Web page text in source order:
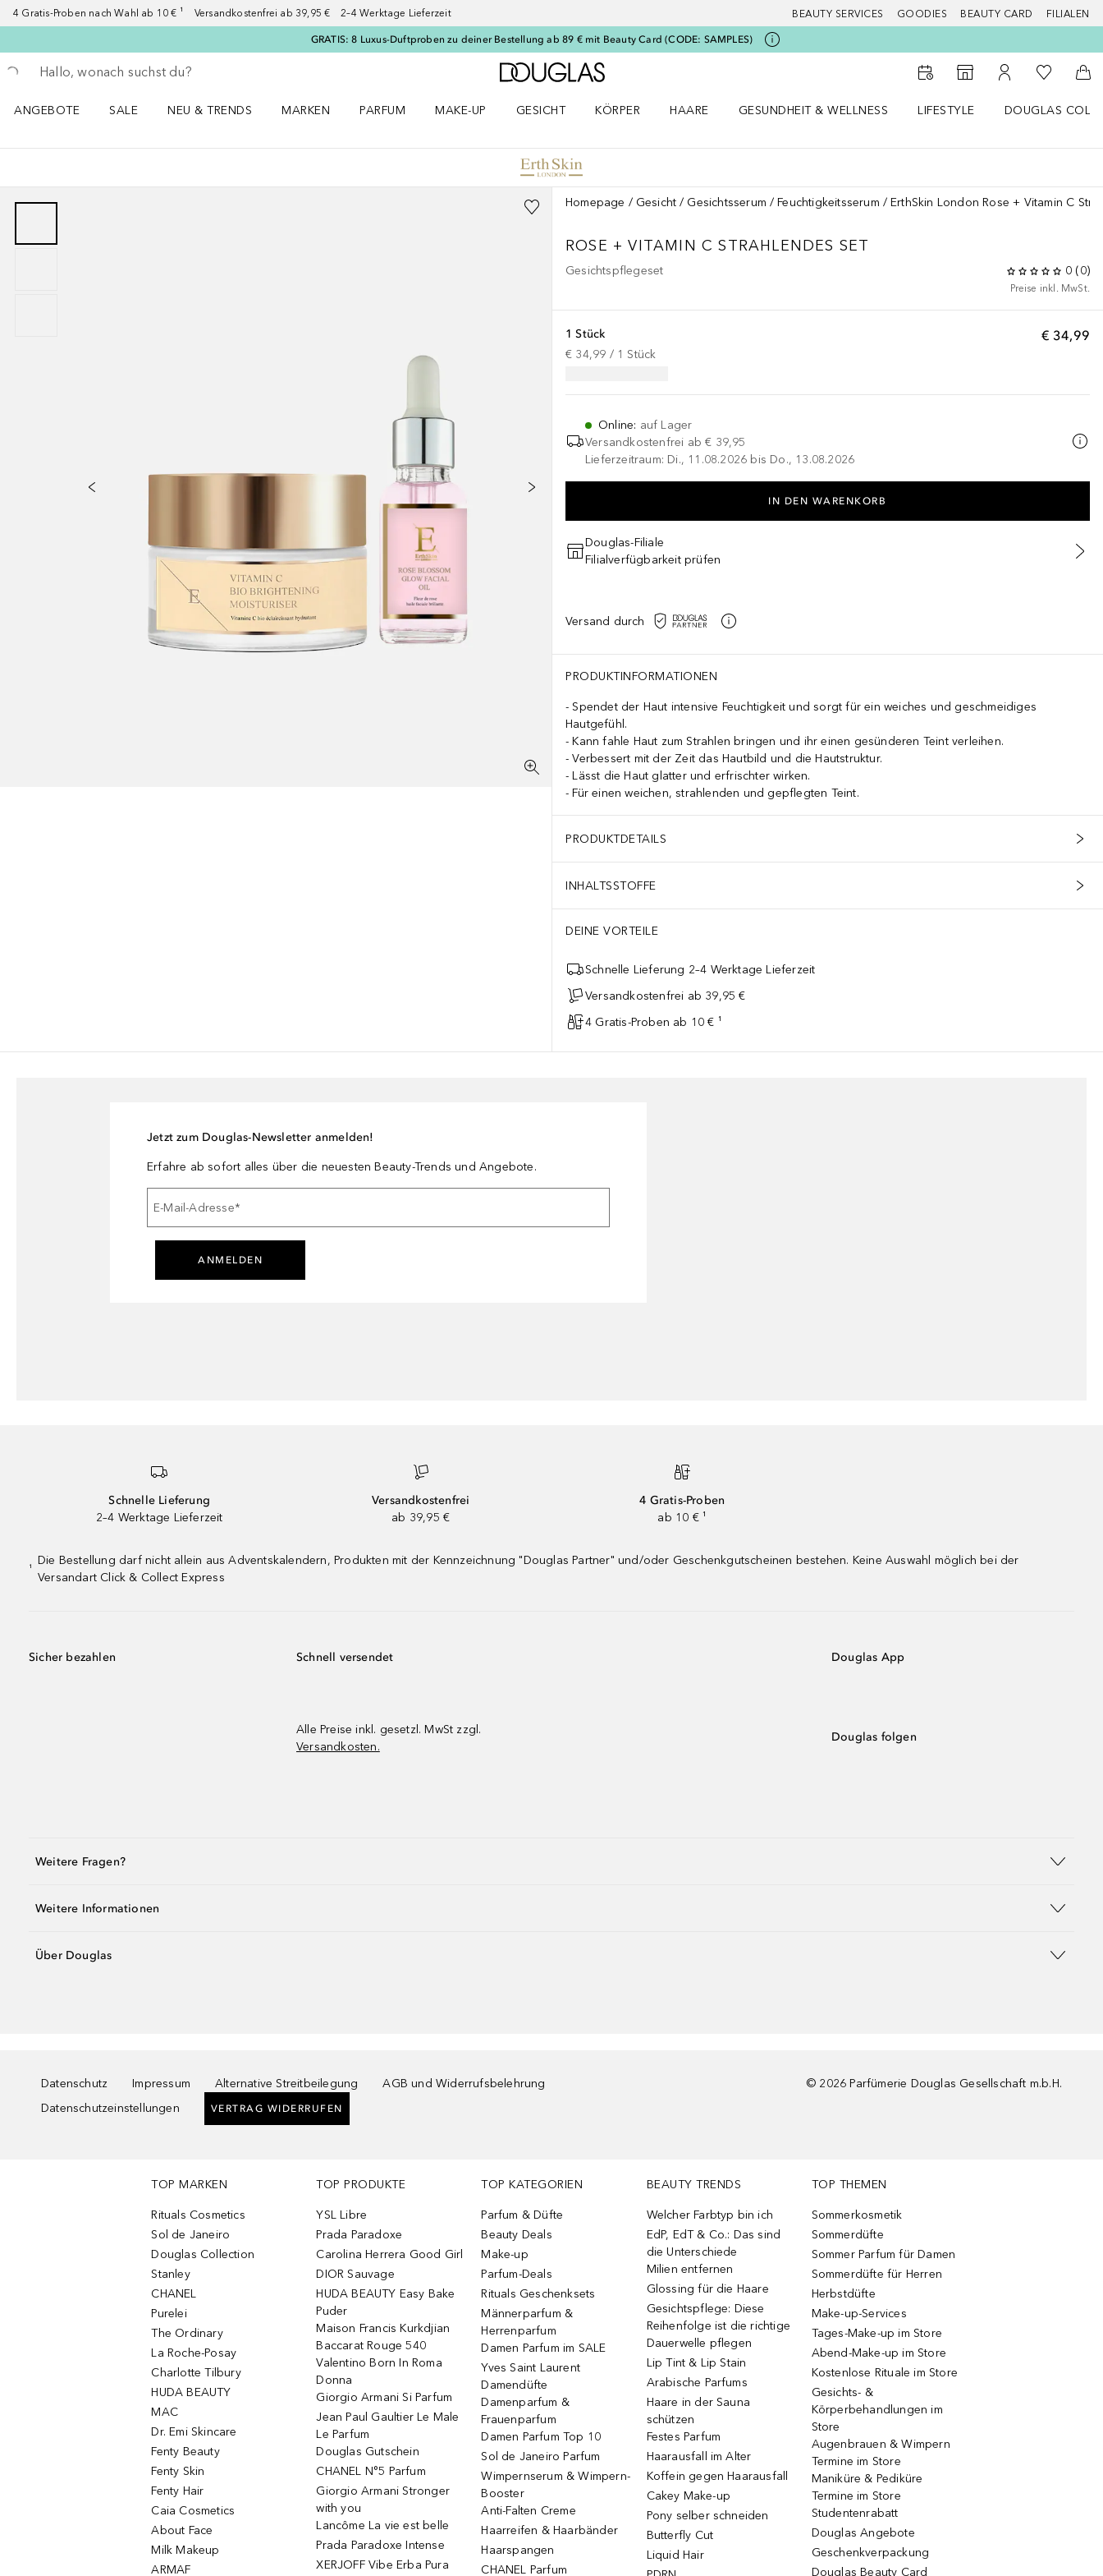
4 Gratis-Proben nach Wahl ab 10 € ¹ Versandkostenfrei ab 39,95 € 2–4 Werktage Lieferzeit BEAUTY SERVICES GOODIES BEAUTY CARD FILIALEN
GRATIS: 8 Luxus-Duftproben zu deiner Bestellung ab 89 € mit Beauty Card (CODE: SAMPLES)
Gehe zurück
Suche ausführen
Zur Douglas Startseite
Zum Storefinder
Zu Meinem
Zu Meiner
ANGEBOTE
SALE
NEU & TRENDS
MARKEN
PARFUM
MAKE-UP
GESICHT
KÖRPER
HAARE
GESUNDHEIT & WELLNESS
LIFESTYLE
DOUGLAS
Homepage Gesicht Gesichtsserum Feuchtigkeitsserum ErthSkin London Rose + Vitamin C
ROSE + VITAMIN C STRAHLENDES SET
Gesichtspflegeset 0 (0)
Preise inkl. MwSt.
€ 34,99
1 Stück
€ 34,99 / 1 Stück
Online: auf Lager
Versandkostenfrei ab € 39,95
Lieferzeitraum: Di., 11.08.2026 bis Do., 13.08.2026
IN DEN WARENKORB
Douglas-Filiale
Filialverfügbarkeit prüfen
Versand durch
PRODUKTINFORMATIONEN
Spendet der Haut intensive Feuchtigkeit und sorgt für ein weiches und geschmeidiges
Hautgefühl.
Kann fahle Haut zum Strahlen bringen und ihr einen gesünderen Teint verleihen.
Verbessert mit der Zeit das Hautbild und die Hautstruktur.
Lässt die Haut glatter und erfrischter wirken.
Für einen weichen, strahlenden und gepflegten Teint.
PRODUKTDETAILS
INHALTSSTOFFE
DEINE VORTEILE
Schnelle Lieferung 2–4 Werktage Lieferzeit
Versandkostenfrei ab 39,95 €
4 Gratis-Proben ab 10 € ¹
Jetzt zum Douglas-Newsletter anmelden!
Erfahre ab sofort alles über die neuesten Beauty-Trends und Angebote.
E-Mail-Adresse*
ANMELDEN
Schnelle Lieferung
2–4 Werktage Lieferzeit
Versandkostenfrei
ab 39,95 €
4 Gratis-Proben
ab 10 € ¹
¹
Die Bestellung darf nicht allein aus Adventskalendern, Produkten mit der Kennzeichnung "Douglas Partner" und/oder Geschenkgutscheinen bestehen. Keine Auswahl möglich bei der
Versandart Click & Collect Express
Sicher bezahlen Schnell versendet
Alle Preise inkl. gesetzl. MwSt zzgl.
Versandkosten.
Douglas App
Douglas folgen
Weitere Fragen?
Weitere Informationen
Über Douglas
Datenschutz Impressum Alternative Streitbeilegung
AGB und Widerrufsbelehrung
Datenschutzeinstellungen
VERTRAG WIDERRUFEN
© 2026 Parfümerie Douglas Gesellschaft m.b.H.
TOP MARKEN
Rituals Cosmetics
Sol de Janeiro
Douglas Collection
Stanley
CHANEL
Purelei
The Ordinary
La Roche-Posay
Charlotte Tilbury
HUDA BEAUTY
MAC
Dr. Emi Skincare
Fenty Beauty
Fenty Skin
Fenty Hair
Caia Cosmetics
About Face
Milk Makeup
ARMAF
TOP PRODUKTE
YSL Libre
Prada Paradoxe
Carolina Herrera Good Girl
DIOR Sauvage
HUDA BEAUTY Easy Bake
Puder
Maison Francis Kurkdjian
Baccarat Rouge 540
Valentino Born In Roma
Donna
Giorgio Armani Si Parfum
Jean Paul Gaultier Le Male
Le Parfum
Douglas Gutschein
CHANEL N°5 Parfum
Giorgio Armani Stronger
with you
Lancôme La vie est belle
Prada Paradoxe Intense
XERJOFF Vibe Erba Pura
TOP KATEGORIEN
Parfum & Düfte
Beauty Deals
Make-up
Parfum-Deals
Rituals Geschenksets
Männerparfum &
Herrenparfum
Damen Parfum im SALE
Yves Saint Laurent
Damendüfte
Damenparfum &
Frauenparfum
Damen Parfum Top 10
Sol de Janeiro Parfum
Wimpernserum & Wimpern-
Booster
Anti-Falten Creme
Haarreifen & Haarbänder
Haarspangen
CHANEL Parfum
BEAUTY TRENDS
Welcher Farbtyp bin ich
EdP, EdT & Co.: Das sind
die Unterschiede
Milien entfernen
Glossing für die Haare
Gesichtspflege: Diese
Reihenfolge ist die richtige
Dauerwelle pflegen
Lip Tint & Lip Stain
Arabische Parfums
Haare in der Sauna
schützen
Festes Parfum
Haarausfall im Alter
Koffein gegen Haarausfall
Cakey Make-up
Pony selber schneiden
Butterfly Cut
Liquid Hair
TOP THEMEN
Sommerkosmetik
Sommerdüfte
Sommer Parfum für Damen
Sommerdüfte für Herren
Herbstdüfte
Make-up-Services
Tages-Make-up im Store
Abend-Make-up im Store
Kostenlose Rituale im Store
Gesichts- &
Körperbehandlungen im
Store
Augenbrauen & Wimpern
Termine im Store
Maniküre & Pediküre
Termine im Store
Studentenrabatt
Douglas Angebote
Geschenkverpackung
Douglas Beauty Card